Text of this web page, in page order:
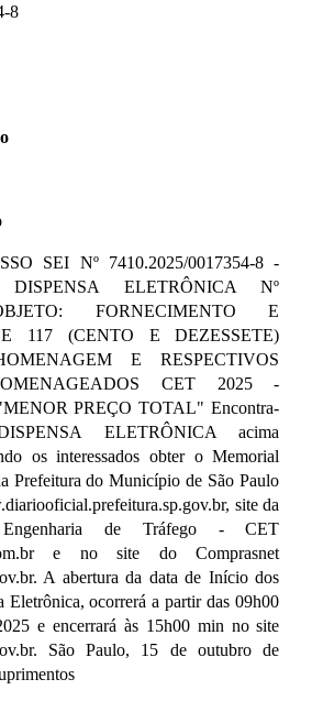
8
SEI Nº 7410.2025/0017354-8 -
DISPENSA ELETRÔNICA Nº
FORNECIMENTO E
117 (CENTO E DEZESSETE)
E RESPECTIVOS
CET 2025 -
PREÇO TOTAL" Encontra-
ELETRÔNICA acima
os interessados obter o Memorial
Prefeitura do Município de São Paulo
site da
de Tráfego - CET
e no site do Comprasnet
A abertura da data de Início dos
Eletrônica, ocorrerá a partir das 09h00
e encerrará às 15h00 min no site
São Paulo, 15 de outubro de